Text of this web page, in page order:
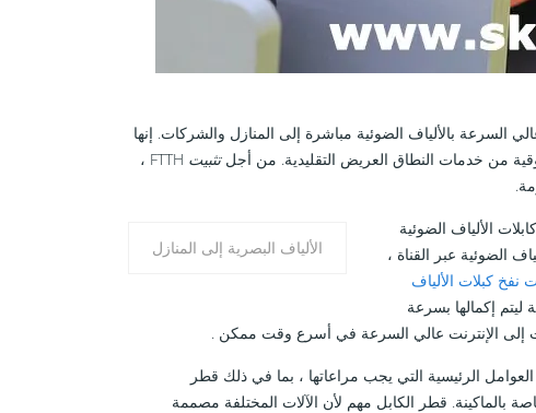
بالألياف الضوئية مباشرة إلى المنازل والشركات. إنها
من خدمات النطاق العريض التقليدية. من أجلتثبيت
FTTH ،
الألياف البصرية إلى المنازل
كابلات الألياف الضوئية
الضوئية عبر القناة ،
نفخ كبلات الألياف
ليتم إكمالها بسرعة
إلى الإنترنت عالي السرعة في أسرع وقت ممكن .
الرئيسية التي يجب مراعاتها ، بما في ذلك قطر
بالماكينة. قطر الكابل مهم لأن الآلات المختلفة مصممة